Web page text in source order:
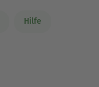
Hilfe